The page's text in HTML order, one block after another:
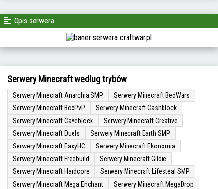
Opis serwera
Serwery Minecraft według trybów
Serwery Minecraft Anarchia SMP
Serwery Minecraft BedWars
Serwery Minecraft BoxPvP
Serwery Minecraft Cashblock
Serwery Minecraft Caveblock
Serwery Minecraft Creative
Serwery Minecraft Duels
Serwery Minecraft Earth SMP
Serwery Minecraft EasyHC
Serwery Minecraft Ekonomia
Serwery Minecraft Freebuild
Serwery Minecraft Gildie
Serwery Minecraft Hardcore
Serwery Minecraft Lifesteal SMP
Serwery Minecraft Mega Enchant
Serwery Minecraft MegaDrop